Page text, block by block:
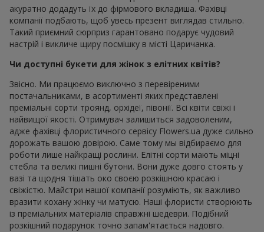
акуратно додадуть їх до фірмового вкладиша. Фахівці
компанії подбають, щоб увесь презент виглядав стильно.
Такий приємний сюрприз гарантовано подарує чудовий
настрій і викличе щиру посмішку в місті Царичанка.
Чи доступні букети для жінок з елітних квітів?
Звісно. Ми працюємо виключно з перевіреними
постачальниками, в асортименті яких представлені
преміальні сорти троянд, орхідеї, півонії. Всі квіти свіжі і
найвищої якості. Отримувач залишиться задоволеним,
адже фахівці флористичного сервісу Flowers.ua дуже сильно
дорожать вашою довірою. Саме тому мы відбираємо для
роботи лише найкращі рослини. Елітні сорти мають міцні
стебла та великі пишні бутони. Вони дуже довго стоять у
вазі та щодня тішать око своєю розкішною красаю і
свіжістю. Майстри нашої компанії розуміють, як важливо
вразити кохану жінку чи матусю. Наші флористи створюють
із преміальних матеріалів справжні шедеври. Подібний
розкішний подарунок точно запам'ятається надовго.